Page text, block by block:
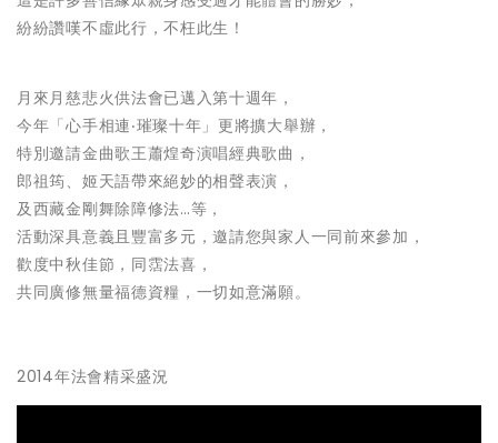
紛紛讚嘆不虛此行，不枉此生！
月來月慈悲火供法會已邁入第十週年，
今年「心手相連‧璀璨十年」更將擴大舉辦，
特別邀請金曲歌王蕭煌奇演唱經典歌曲，
郎祖筠、姬天語帶來絕妙的相聲表演，
及西藏金剛舞除障修法…等，
活動深具意義且豐富多元，邀請您與家人一同前來參加，
歡度中秋佳節，同霑法喜，
共同廣修無量福德資糧，一切如意滿願。
2014年法會精采盛況